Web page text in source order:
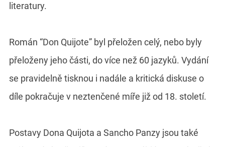
literatury.
Román “Don Quijote” byl přeložen celý, nebo byly
přeloženy jeho části, do více než 60 jazyků. Vydání
se pravidelně tisknou i nadále a kritická diskuse o
díle pokračuje v neztenčené míře již od 18. století.
Postavy Dona Quijota a Sancho Panzy jsou také